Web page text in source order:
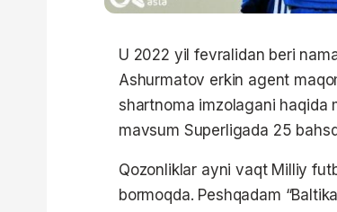
U 2022 yil fevralidan beri
Ashurmatov erkin agent
shartnoma imzolagani haqida
mavsum Superligada 25
Qozonliklar ayni vaqt Milliy
bormoqda. Peshqadam